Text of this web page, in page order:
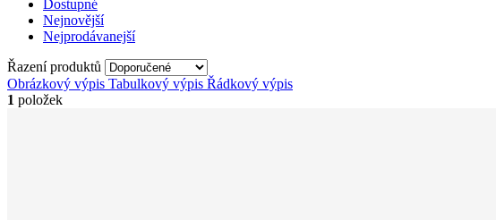
Dostupné
Nejnovější
Nejprodávanejší
Řazení produktů
Obrázkový výpis Tabulkový výpis Řádkový výpis
1 položek